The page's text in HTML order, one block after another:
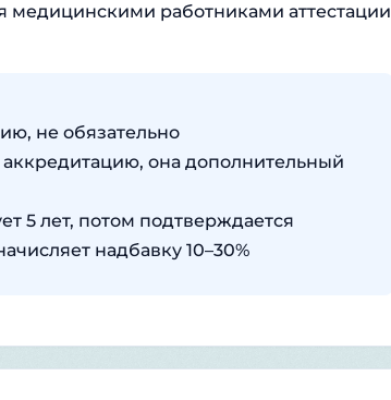
медицинскими работниками аттестации
не обязательно
она дополнительный
5 лет, потом подтверждается
надбавку 10–30%